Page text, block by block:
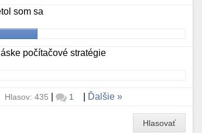
som sa
počítačové stratégie
Hlasov: 435 | 1 Ďalšie
Hlasovať